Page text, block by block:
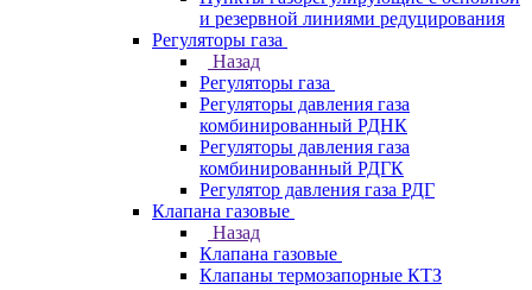
и резервной линиями редуцирования
Регуляторы газа
Назад
Регуляторы газа
Регуляторы давления газа
комбинированный РДНК
Регуляторы давления газа
комбинированный РДГК
Регулятор давления газа РДГ
Клапана газовые
Назад
Клапана газовые
Клапаны термозапорные КТЗ